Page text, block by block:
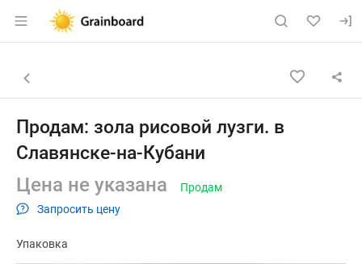
Раздел навигации по сайту
Объявление: Продам: зола
Навигация и управление объявлением
Назад к списку объявлений
Продам: зола рисовой лузги. в
Славянске-на-Кубани
Цена не указана
Запросить цену
Продам
Упаковка